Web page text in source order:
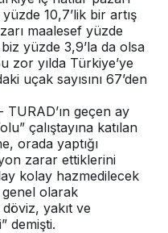
10,7’lik bir artış
maalesef yüzde
yüzde 3,9’la da olsa
zor yılda Türkiye’ye
uçak sayısını 67’den
geçen ay
çalıştayına katılan
orada yaptığı
zarar ettiklerini
kolay hazmedilecek
olarak
yakıt ve
demişti.